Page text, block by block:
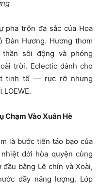
pha trộn đa sắc của Hoa
Đàn Hương. Hương thơm
sôi động và phóng
trời. Eclectic dành cho
tinh tế — rực rỡ nhưng
Chạm Vào Xuân Hè
là bước tiến táo bạo của
đới hòa quyện cùng
bằng Lê chín và Xoài,
đầy năng lượng. Lớp